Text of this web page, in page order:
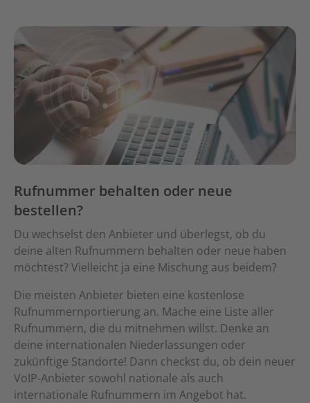
Rufnummer behalten oder neue
bestellen?
Du wechselst den Anbieter und überlegst, ob du
deine alten Rufnummern behalten oder neue haben
möchtest? Vielleicht ja eine Mischung aus beidem?
Die meisten Anbieter bieten eine kostenlose
Rufnummernportierung an. Mache eine Liste aller
Rufnummern, die du mitnehmen willst. Denke an
deine internationalen Niederlassungen oder
zukünftige Standorte! Dann checkst du, ob dein neuer
VoIP-Anbieter sowohl nationale als auch
internationale Rufnummern im Angebot hat.